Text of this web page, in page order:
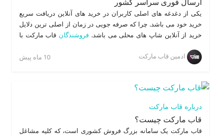
راهنمای فروشندگان شوید.
یکی از دغدغه های اصلی کاربران در خرید های آنلاین دریافت سریع
خرید خود می باشد. چرا که صرفه جویی در زمان از اصلی ترین دلایل
خرید از آنلاین شاپ های محلی می باشد. فروشندگان قاب مارکت با
تحویل می دهد. از آنجایی که هر فروشگاه به طور مستقل سفارشات
باشید.
ادمین قاب مارکت 10 ماه پیش
درباره قاب مارکت
قاب مارکت چیست؟
قاب مارکت یک سامانه بزرگ فروش کشوری است، که کلیه مشاغل